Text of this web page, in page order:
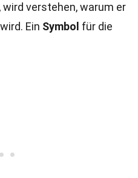
wird verstehen, warum er
Ein Symbol für die